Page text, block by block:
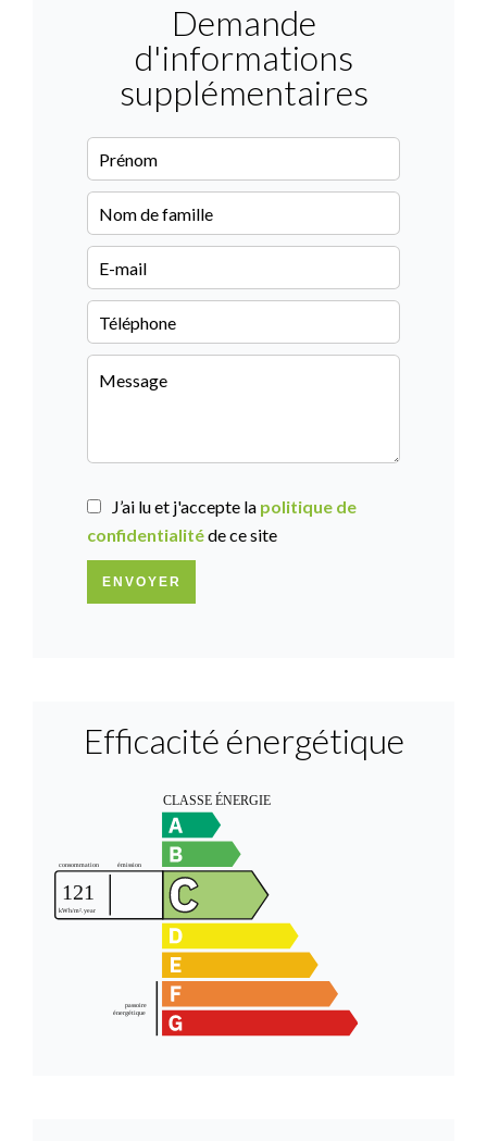
Demande
d'informations
supplémentaires
J’ai lu et j'accepte la politique de
confidentialitéde ce site
ENVOYER
Efficacité énergétique